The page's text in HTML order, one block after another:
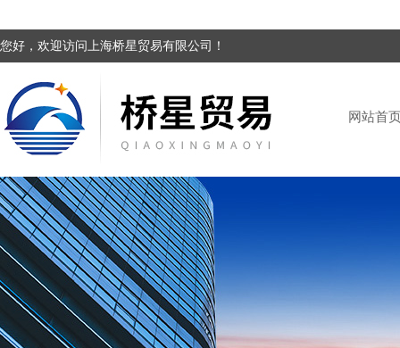
您好，欢迎访问上海桥星贸易有限公司！
网站首